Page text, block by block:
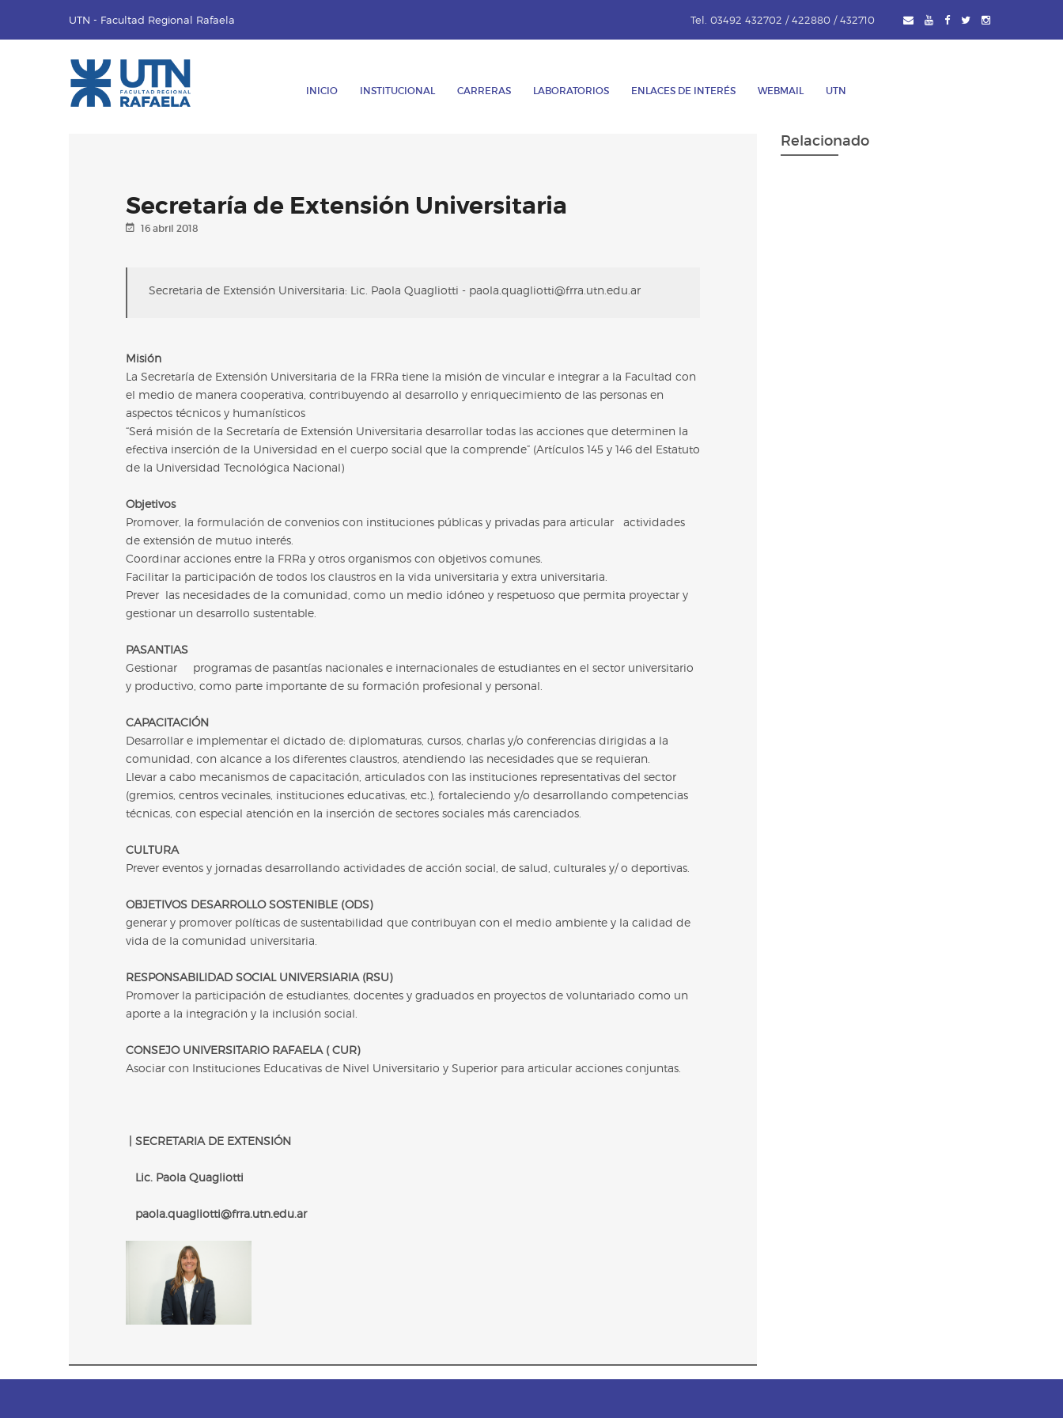
UTN - Facultad Regional Rafaela Tel. 03492 432702 / 422880 / 432710
INICIO INSTITUCIONAL CARRERAS LABORATORIOS ENLACES DE INTERÉS WEBMAIL UTN
Secretaría de Extensión Universitaria
16 abril 2018
Secretaria de Extensión Universitaria: Lic. Paola Quagliotti - paola.quagliotti@frra.utn.edu.ar
Misión
La Secretaría de Extensión Universitaria de la FRRa tiene la misión de vincular e integrar a la Facultad con
el medio de manera cooperativa, contribuyendo al desarrollo y enriquecimiento de las personas en
aspectos técnicos y humanísticos
“Será misión de la Secretaría de Extensión Universitaria desarrollar todas las acciones que determinen la
efectiva inserción de la Universidad en el cuerpo social que la comprende” (Artículos 145 y 146 del Estatuto
de la Universidad Tecnológica Nacional)
Objetivos
Promover, la formulación de convenios con instituciones públicas y privadas para articular actividades
de extensión de mutuo interés.
Coordinar acciones entre la FRRa y otros organismos con objetivos comunes.
Facilitar la participación de todos los claustros en la vida universitaria y extra universitaria.
Prever las necesidades de la comunidad, como un medio idóneo y respetuoso que permita proyectar y
gestionar un desarrollo sustentable.
PASANTIAS
Gestionar programas de pasantías nacionales e internacionales de estudiantes en el sector universitario
y productivo, como parte importante de su formación profesional y personal.
CAPACITACIÓN
Desarrollar e implementar el dictado de: diplomaturas, cursos, charlas y/o conferencias dirigidas a la
comunidad, con alcance a los diferentes claustros, atendiendo las necesidades que se requieran.
Llevar a cabo mecanismos de capacitación, articulados con las instituciones representativas del sector
(gremios, centros vecinales, instituciones educativas, etc.), fortaleciendo y/o desarrollando competencias
técnicas, con especial atención en la inserción de sectores sociales más carenciados.
CULTURA
Prever eventos y jornadas desarrollando actividades de acción social, de salud, culturales y/ o deportivas.
OBJETIVOS DESARROLLO SOSTENIBLE (ODS)
generar y promover políticas de sustentabilidad que contribuyan con el medio ambiente y la calidad de
vida de la comunidad universitaria.
RESPONSABILIDAD SOCIAL UNIVERSIARIA (RSU)
Promover la participación de estudiantes, docentes y graduados en proyectos de voluntariado como un
aporte a la integración y la inclusión social.
CONSEJO UNIVERSITARIO RAFAELA ( CUR)
Asociar con Instituciones Educativas de Nivel Universitario y Superior para articular acciones conjuntas.
| SECRETARIA DE EXTENSIÓN
Lic. Paola Quagliotti
paola.quagliotti@frra.utn.edu.ar
Relacionado